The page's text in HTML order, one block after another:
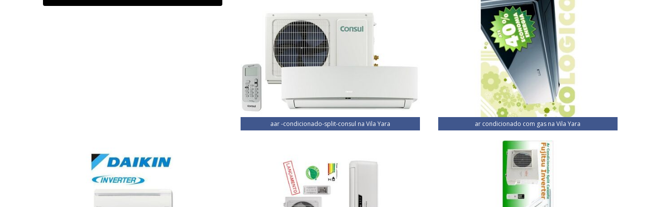
aar -condicionado-split-consul na Vila Yara ar condicionado com gas na Vila Yara